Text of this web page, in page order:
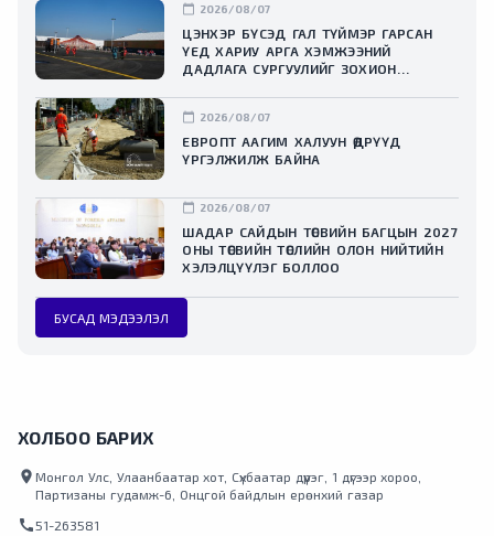
calendar_today 2026/08/07
ЦЭНХЭР БҮСЭД ГАЛ ТҮЙМЭР ГАРСАН
ҮЕД ХАРИУ АРГА ХЭМЖЭЭНИЙ
ДАДЛАГА СУРГУУЛИЙГ ЗОХИОН
calendar_today 2026/08/07
ЕВРОПТ ААГИМ ХАЛУУН ӨДРҮҮД
ҮРГЭЛЖИЛЖ БАЙНА
calendar_today 2026/08/07
ШАДАР САЙДЫН ТӨСВИЙН БАГЦЫН 2027
ОНЫ ТӨСВИЙН ТӨСЛИЙН ОЛОН НИЙТИЙН
ХЭЛЭЛЦҮҮЛЭГ БОЛЛОО
БУСАД МЭДЭЭЛЭЛ
ХОЛБОО БАРИХ
location_on Монгол Улс, Улаанбаатар хот, Сүхбаатар дүүрэг, 1 дүгээр хороо,
Партизаны гудамж-6, Онцгой байдлын ерөнхий газар
call 51-263581